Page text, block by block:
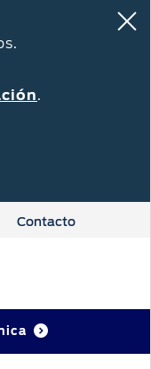
.
Contacto